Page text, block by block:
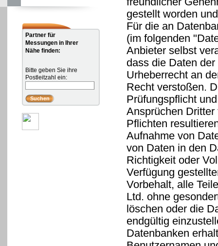
Partner für
Messungen in Ihrer
Nähe finden:
Bitte geben Sie ihre
Postleitzahl ein:
gestellt worden
Für die an
(im folgenden
Anbieter selbst
dass die Daten
Urheberrecht an
Recht verstoßen.
Prüfungspflicht
Ansprüchen
Pflichten
Aufnahme von
von Daten in den
Richtigkeit oder
Verfügung
Vorbehalt, alle
Ltd. ohne
löschen oder die
endgültig
Datenbanken